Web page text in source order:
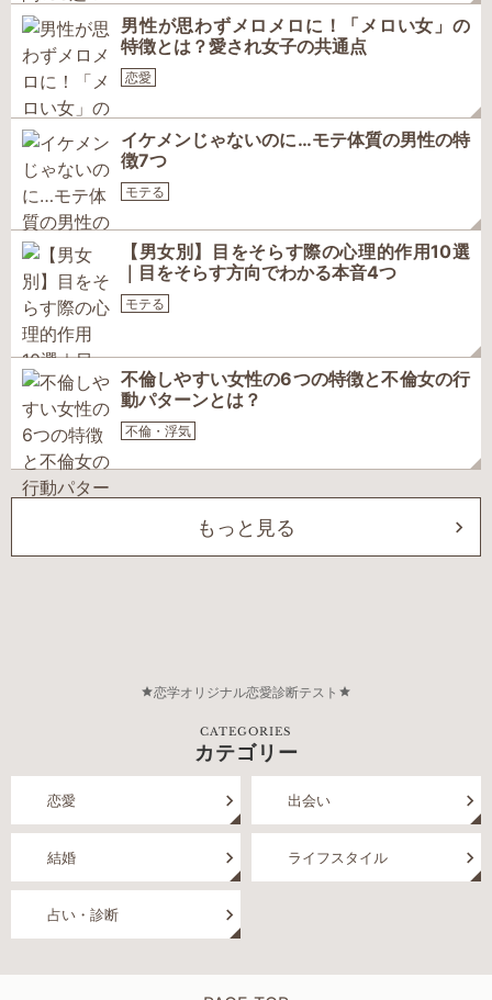
男性が思わずメロメロに！「メロい女」の
特徴とは？愛され女子の共通点
恋愛
イケメンじゃないのに…モテ体質の男性の特
徴7つ
モテる
【男女別】目をそらす際の心理的作用10選
｜目をそらす方向でわかる本音4つ
モテる
不倫しやすい女性の6つの特徴と不倫女の行
動パターンとは？
不倫・浮気
もっと見る
恋学オリジナル恋愛診断テスト
CATEGORIES
カテゴリー
恋愛 出会い
結婚 ライフスタイル
占い・診断